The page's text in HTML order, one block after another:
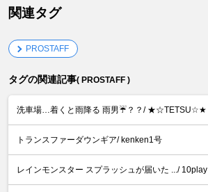
関連タグ
PROSTAFF
タグの関連記事( PROSTAFF )
洗車場…着くと雨降る 雨男☔？？/ ★☆TETSU☆★
トランスファーダウンギア/ kenken1号
レインモンスター スプラッシュが届いた .../ 10play